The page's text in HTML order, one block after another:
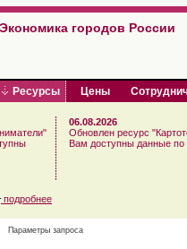
Экономика городов России
Ресурсы Цены
06.08.2026
Обновлен ресурс
Вам доступны данные по
подробнее
Параметры запроса